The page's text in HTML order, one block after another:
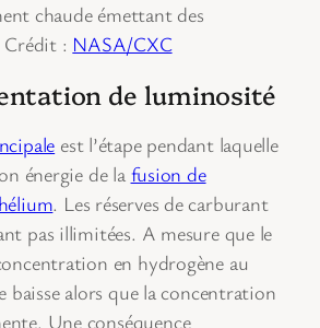
chaude émettant des
Crédit : NASA/CXC
de luminosité
est l’étape pendant laquelle
énergie de la fusion de
. Les réserves de carburant
pas illimitées. A mesure que le
en hydrogène au
baisse alors que la concentration
Une conséquence